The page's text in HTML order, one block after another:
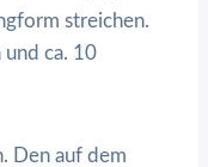
streichen.
und ca. 10
Den auf dem